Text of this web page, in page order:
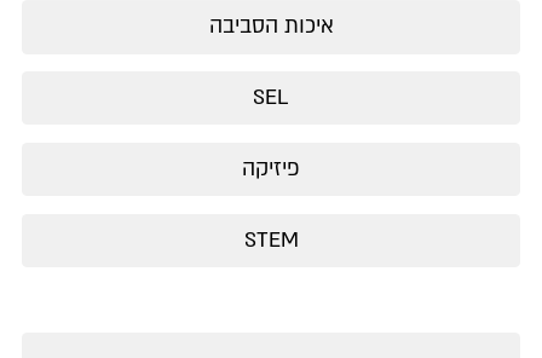
איכות הסביבה
SEL
פיזיקה
STEM